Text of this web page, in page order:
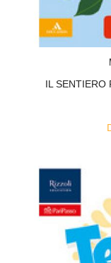
IL SENTIERO